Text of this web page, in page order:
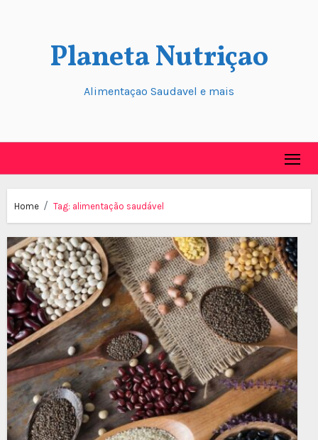
Planeta Nutriçao
Alimentaçao Saudavel e mais
Home Tag: alimentação saudável